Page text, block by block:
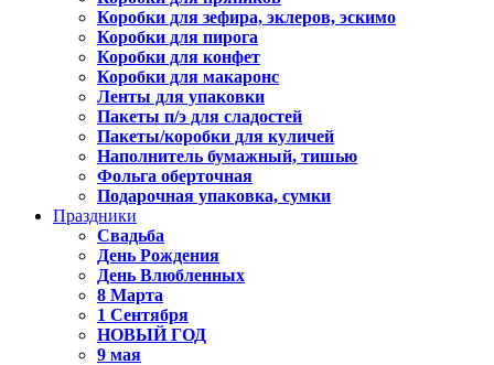
Коробки для зефира, эклеров, эскимо
Коробки для пирога
Коробки для конфет
Коробки для макаронс
Ленты для упаковки
Пакеты п/э для сладостей
Пакеты/коробки для куличей
Наполнитель бумажный, тишью
Фольга оберточная
Подарочная упаковка, сумки
Праздники
Свадьба
День Рождения
День Влюбленных
8 Марта
1 Сентября
НОВЫЙ ГОД
9 мая